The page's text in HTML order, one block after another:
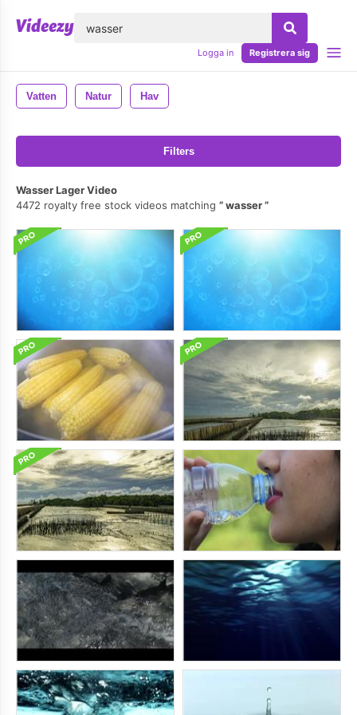
Logga in Registrera sig
Vatten Natur Hav
Filters
Wasser Lager Video
4472 royalty free stock videos matching
wasser